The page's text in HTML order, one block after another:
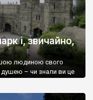
і, звичайно,
людиною свого
душею – чи знали ви це